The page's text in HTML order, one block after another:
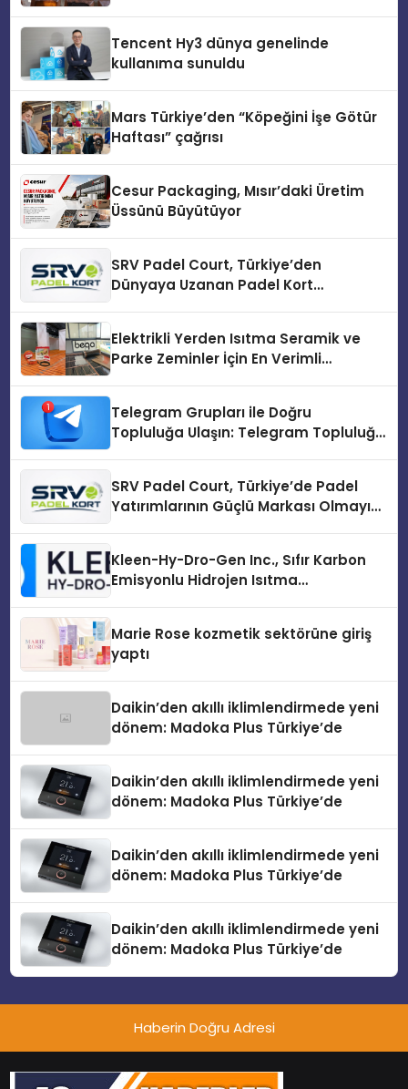
Tencent Hy3 dünya genelinde
kullanıma sunuldu
Mars Türkiye’den “Köpeğini İşe Götür
Haftası” çağrısı
Cesur Packaging, Mısır’daki Üretim
Üssünü Büyütüyor
SRV Padel Court, Türkiye’den
Dünyaya Uzanan Padel Kort
Elektrikli Yerden Isıtma Seramik ve
Parke Zeminler İçin En Verimli
Telegram Grupları ile Doğru
Topluluğa Ulaşın: Telegram Topluluğu
SRV Padel Court, Türkiye’de Padel
Yatırımlarının Güçlü Markası Olmayı
Kleen-Hy-Dro-Gen Inc., Sıfır Karbon
Emisyonlu Hidrojen Isıtma
Marie Rose kozmetik sektörüne giriş
yaptı
Daikin’den akıllı iklimlendirmede yeni
dönem: Madoka Plus Türkiye’de
Daikin’den akıllı iklimlendirmede yeni
dönem: Madoka Plus Türkiye’de
Daikin’den akıllı iklimlendirmede yeni
dönem: Madoka Plus Türkiye’de
Daikin’den akıllı iklimlendirmede yeni
dönem: Madoka Plus Türkiye’de
Haberin Doğru Adresi